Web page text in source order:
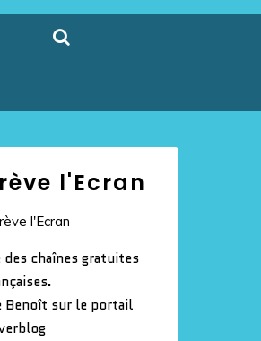
l'Ecran
chaînes gratuites
Benoît sur le portail